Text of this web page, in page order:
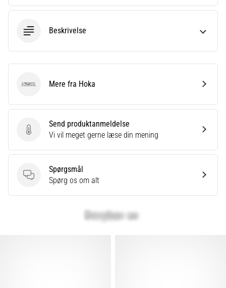
helbredsproblem,
løbere
…
Vis
artikler
Beskrivelse
Send produktanmeldelse
Send produktanmeldelse
Vi vil meget gerne læse din mening
Spørgsmål
Spørgsmål
Spørg os om alt
Hoka Mere fra Hoka